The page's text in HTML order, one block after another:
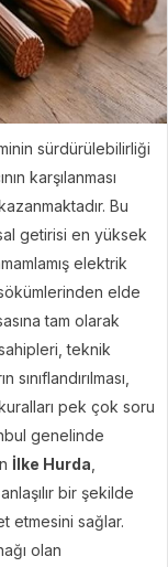
sürdürülebilirliği
karşılanması
Bu
getirisi en yüksek
elektrik
elde
tam olarak
teknik
pek çok soru
genelinde
İlke Hurda
bir şekilde
etmesini sağlar.
olan